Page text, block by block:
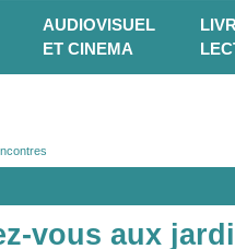
AUDIOVISUEL
ET CINEMA
vous aux